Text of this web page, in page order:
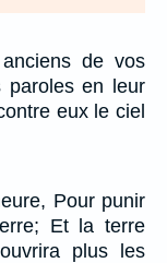
de vos
paroles en leur
eux le ciel
Pour punir
Et la terre
plus les